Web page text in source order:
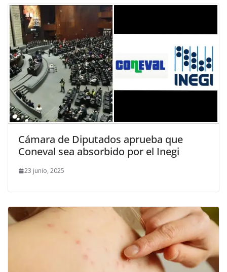
Cámara de Diputados aprueba que
Coneval sea absorbido por el Inegi
23 junio, 2025